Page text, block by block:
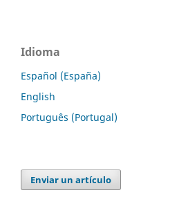
Idioma
Español (España)
English
Português (Portugal)
Enviar un artículo